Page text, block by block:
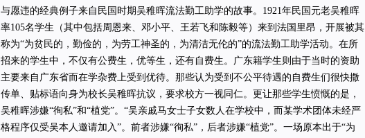
与愿违的经典例子来自民国时期吴稚晖流法勤工助学的故事。1921年民国元老吴稚晖
率105名学生（其中包括周恩来、邓小平、王若飞和陈毅等）来到法国里昂，开展被其
称为“为贫民的，勤俭的，为劳工神圣的，为清洁无伦的”的流法勤工助学活动。在所
招来的学生中，不仅有公费生，优等生，还有自费生。广东籍学生则由于当时的资助
主要来自广东省而在学杂费上受到优待。那些认为受到不公平待遇的自费生们很快撒
传单、贴标语向身为校长吴稚晖抗议，要求校方一视同仁。更让那些学生愤慨的是，
吴稚晖涉嫌“徇私”和“植党”。“吴亲戚马女士子女数人在学校中，而某学术团体未经严
格程序仅受吴本人邀请加入”。前者涉嫌“徇私”，后者涉嫌“植党”。一场原本出于“为